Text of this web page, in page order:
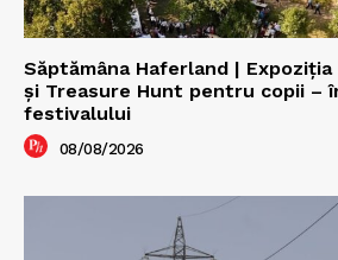
Săptămâna Haferland |
şi Treasure Hunt pentru copii –
festivalului
08/08/2026